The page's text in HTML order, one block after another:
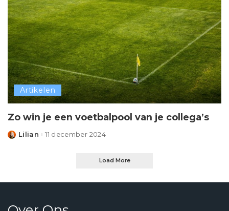
Artikelen
Zo win je een voetbalpool van je collega’s
Posted
Lilian 11 december 2024
Load More